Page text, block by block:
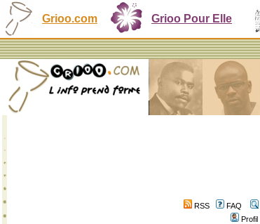
Grioo.com Grioo Pour Elle
RSS FAQ
Profil